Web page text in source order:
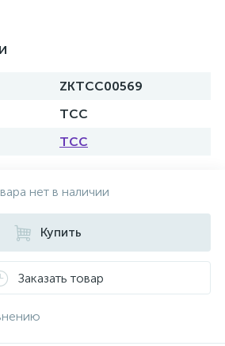
ZKTCC00569
ТСС
ТСС
нет в наличии
Купить
Заказать товар